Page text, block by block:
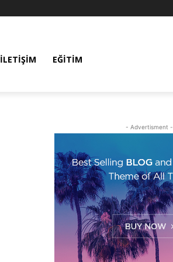
İLETIŞIM EĞITIM
- Advertisment -